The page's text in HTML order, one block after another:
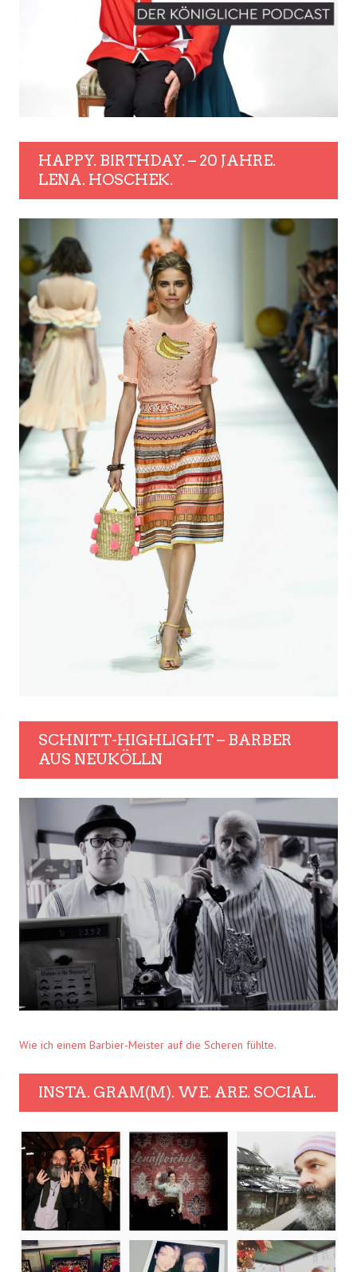
HAPPY. BIRTHDAY. – 20 JAHRE.
LENA. HOSCHEK.
SCHNITT-HIGHLIGHT – BARBER
AUS NEUKÖLLN
Wie ich einem Barbier-Meister auf die Scheren fühlte.
INSTA. GRAM(M). WE. ARE. SOCIAL.